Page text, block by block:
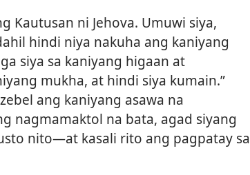
Kautusan ni Jehova. Umuwi siya,
hindi niya nakuha ang kaniyang
siya sa kaniyang higaan at
mukha, at hindi siya kumain.”
ang kaniyang asawa na
nagmamaktol na bata, agad siyang
nito​—at kasali rito ang pagpatay sa